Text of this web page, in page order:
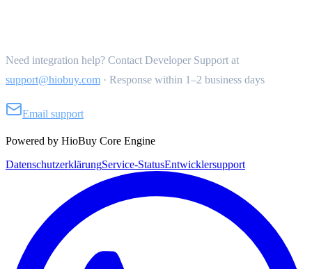
Need integration help? Contact Developer Support at
support@hiobuy.com · Response within 1–2 business days
Email support
Powered by HioBuy Core Engine
DatenschutzerklärungService-StatusEntwicklersupport